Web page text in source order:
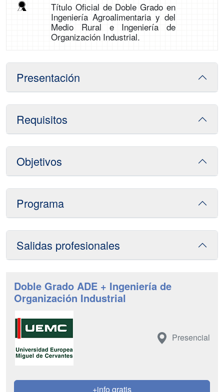
Título Oficial de Doble Grado en
Ingeniería Agroalimentaria y del
Medio Rural e Ingeniería de
Organización Industrial.
Presentación
Requisitos
Objetivos
Programa
Salidas profesionales
Doble Grado ADE + Ingeniería de
Organización Industrial
Presencial
+info gratis